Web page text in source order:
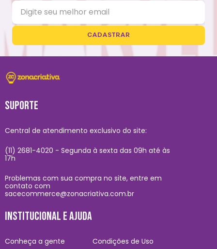
CADASTRAR
SUPORTE
Central de atendimento exclusivo do site:
(11) 2681-4020 - Segunda à sexta das 09h até às
17h
Problemas com sua compra no site, entre em
contato com
sacecommerce@zonacriativa.com.br
INSTITUCIONAL E AJUDA
Conheça a gente Condições de Uso